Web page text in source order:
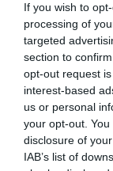
If you wish to
processing of
targeted
section to
opt-out request
interest-based
us or personal
your opt-out.
disclosure of
IAB’s list of